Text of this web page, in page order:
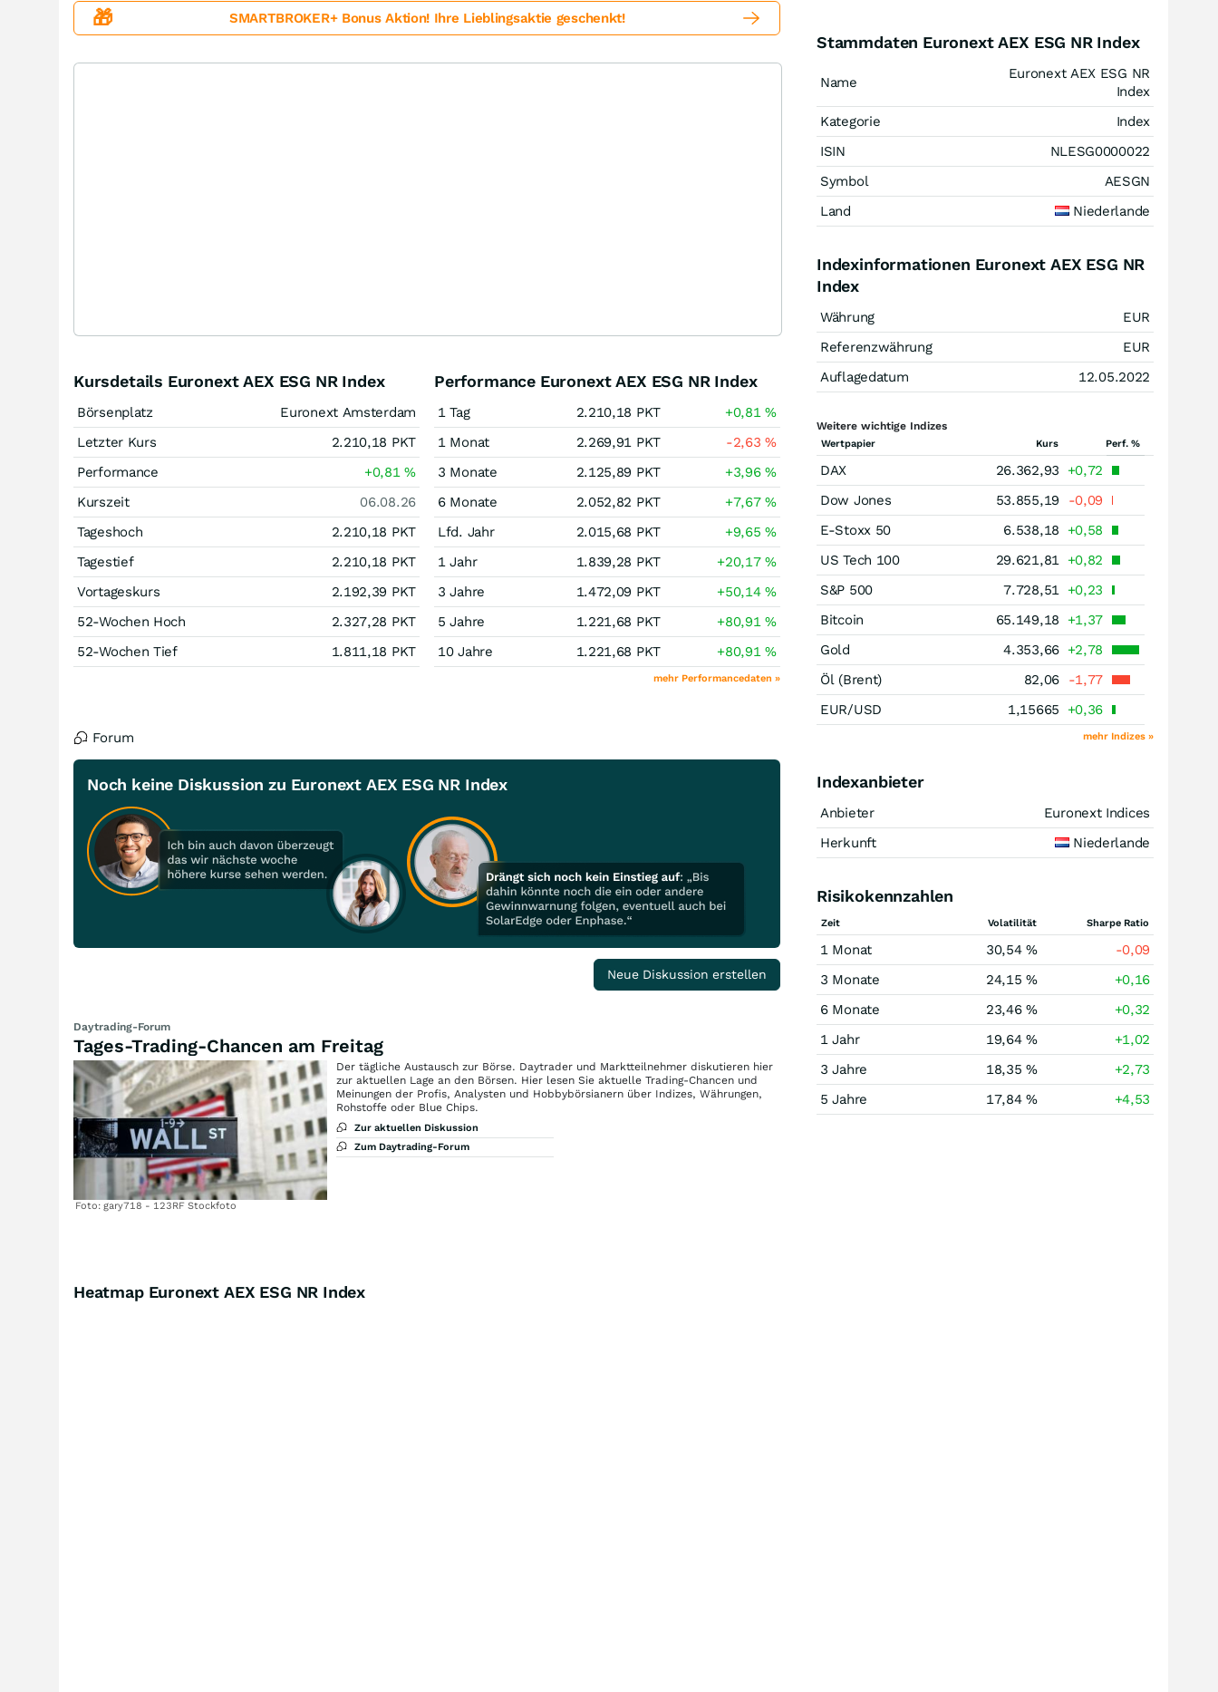
🎁 SMARTBROKER+ Bonus Aktion! Ihre Lieblingsaktie geschenkt!
Kursdetails Euronext AEX ESG NR Index
Börsenplatz
Euronext Amsterdam
Letzter Kurs
2.210,18 PKT
Performance
+0,81%
Kurszeit
06.08.26
Tageshoch
2.210,18 PKT
Tagestief
2.210,18 PKT
Vortageskurs
2.192,39 PKT
52-Wochen Hoch
2.327,28 PKT
52-Wochen Tief
1.811,18 PKT
Performance Euronext AEX ESG NR Index
1 Tag 2.210,18 PKT +0,81%
1 Monat
2.269,91 PKT -2,63%
3 Monate
2.125,89 PKT +3,96%
6 Monate
2.052,82 PKT +7,67%
Lfd. Jahr
2.015,68 PKT +9,65%
1 Jahr
1.839,28 PKT +20,17%
3 Jahre
1.472,09 PKT +50,14%
5 Jahre
1.221,68 PKT +80,91%
10 Jahre
1.221,68 PKT +80,91%
mehr Performancedaten »
Forum
Noch keine Diskussion zu Euronext AEX ESG NR Index
Neue Diskussion erstellen
Daytrading-Forum
Tages-Trading-Chancen am Freitag
Foto: gary718 - 123RF Stockfoto
Der tägliche Austausch zur Börse. Daytrader und Marktteilnehmer diskutieren hier
zur aktuellen Lage an den Börsen. Hier lesen Sie aktuelle Trading-Chancen und
Meinungen der Profis, Analysten und Hobbybörsianern über Indizes, Währungen,
Rohstoffe oder Blue Chips.
Zur aktuellen Diskussion
Zum Daytrading-Forum
Stammdaten Euronext AEX ESG NR Index
Name
Euronext AEX ESG NR
Index
Kategorie
Index
ISIN
NLESG0000022
Symbol
AESGN
Land
Niederlande
Indexinformationen Euronext AEX ESG NR
Index
Währung
EUR
Referenzwährung
EUR
Auflagedatum
12.05.2022
Weitere wichtige Indizes
Wertpapier Kurs Perf. %
DAX 26.362,93
+0,72
Dow Jones
53.855,19
-0,09
E-Stoxx 50
6.538,18
+0,58
US Tech 100
29.621,81 +0,82
S&P 500
7.728,51 +0,23
Bitcoin
65.149,18
+1,37
Gold
4.353,66 +2,78
Öl (Brent)
82,06
-1,77
EUR/USD
1,15665 +0,36
mehr Indizes »
Indexanbieter
Anbieter
Euronext Indices
Herkunft
Niederlande
Risikokennzahlen
Zeit Volatilität Sharpe Ratio
1 Monat 30,54 %
-0,09
3 Monate
24,15 %
+0,16
6 Monate
23,46 %
+0,32
1 Jahr
19,64 %
+1,02
3 Jahre
18,35 %
+2,73
5 Jahre
17,84 % +4,53
Heatmap Euronext AEX ESG NR Index